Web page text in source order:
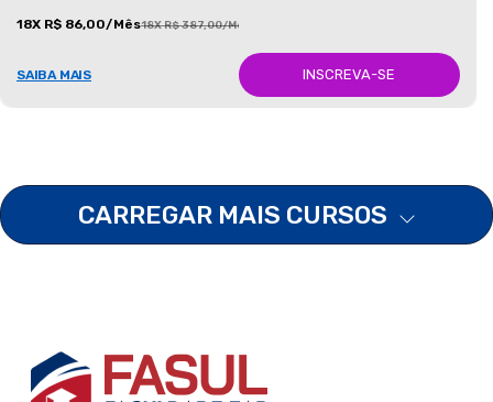
18X R$ 86,00/Mês18X R$ 387,00/Mês
SAIBA MAIS INSCREVA-SE
CARREGAR MAIS CURSOS